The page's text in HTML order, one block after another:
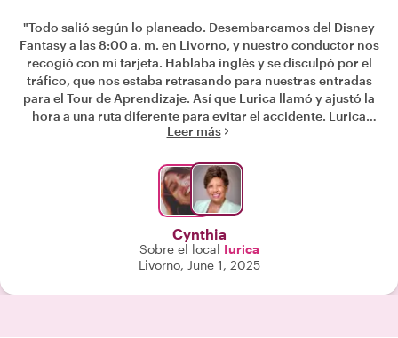
"Todo salió según lo planeado. Desembarcamos del Disney
Fantasy a las 8:00 a. m. en Livorno, y nuestro conductor nos
recogió con mi tarjeta. Hablaba inglés y se disculpó por el
tráfico, que nos estaba retrasando para nuestras entradas
para el Tour de Aprendizaje. Así que Lurica llamó y ajustó la
hora a una ruta diferente para evitar el accidente. Lurica
habla inglés, así que facilitó los cambios y ¡no tuvimos que
recogió en el punto de llegada a la hora acordada y
llegamos al barco a tiempo para el almuerzo. Gracias,
Lurica, por adaptar el tour a nuestro horario y preferencias.
¡Ciao, Bella!"
Leer más
Cynthia
Sobre el local Iurica
Livorno, June 1, 2025